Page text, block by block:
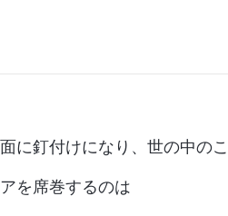
に釘付けになり、世の中のこ
を席巻するのは